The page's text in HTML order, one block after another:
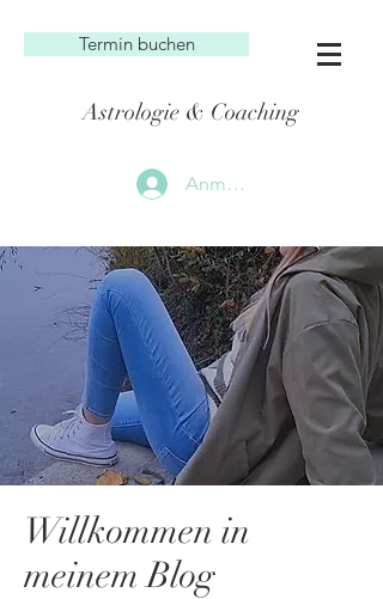
Termin buchen
Astrologie & Coaching
Anmelden
Willkommen in
meinem Blog